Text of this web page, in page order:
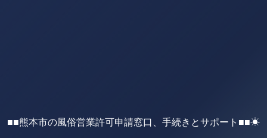
■■熊本市の風俗営業許可申請窓口、手続きとサポート■■☀